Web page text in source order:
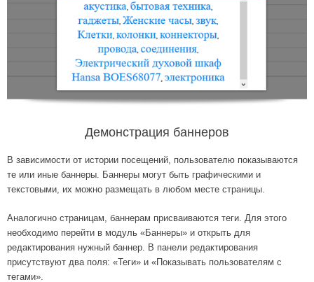
Демонстрация баннеров
В зависимости от истории посещений, пользователю показываются
те или иные баннеры. Баннеры могут быть графическими и
текстовыми, их можно размещать в любом месте страницы.
Аналогично страницам, баннерам присваиваются теги. Для этого
необходимо перейти в модуль «Баннеры» и открыть для
редактирования нужный баннер. В панели редактирования
присутствуют два поля: «Теги» и «Показывать пользователям с
тегами».